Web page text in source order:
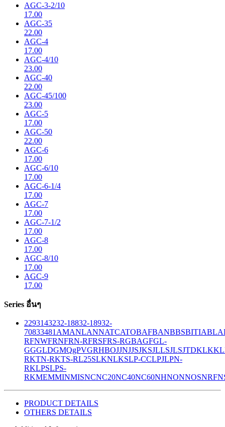
AGC-3-2/10
17.00
AGC-35
22.00
AGC-4
17.00
AGC-4/10
23.00
AGC-40
22.00
AGC-45/100
23.00
AGC-5
17.00
AGC-50
22.00
AGC-6
17.00
AGC-6/10
17.00
AGC-6-1/4
17.00
AGC-7
17.00
AGC-7-1/2
17.00
AGC-8
17.00
AGC-8/10
17.00
AGC-9
17.00
Series อื่นๆ
2293143232-18832-18932-
70833481 AMANLANNATCATOBAFBANBBSBITIABLA
RFNWFRNFRN-RFRSFRS-RGBAGFGL-
GGGLDGMQgPVGRHBOJJNJJSJKSJLLSJLSJTDKLK
RKTN-RKTS-RL25SLKNLKSLP-CCLPJLPN-
RKLPSLPS-
RKMEMMINMISNCNC20NC40NC60NHNONNOSNRF
PRODUCT DETAILS
OTHERS DETAILS